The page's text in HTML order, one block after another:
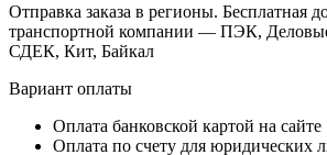
Отправка заказа в регионы. Бесплатная
транспортной компании — ПЭК,
СДЕК, Кит, Байкал
Вариант оплаты
Оплата банковской картой на сайте
Оплата по счету для юридических